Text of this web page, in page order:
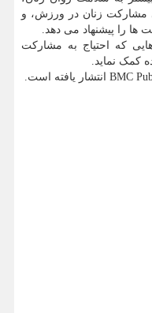
مشارکت زنان در ورزش، و
را پیشنهاد می دهد.
که احتیاج به مشارکت
کمک نماید.